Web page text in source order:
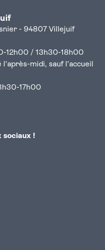
- 94807 Villejuif
12h00 / 13h30-18h00
midi, sauf l'accueil
17h00
sociaux !